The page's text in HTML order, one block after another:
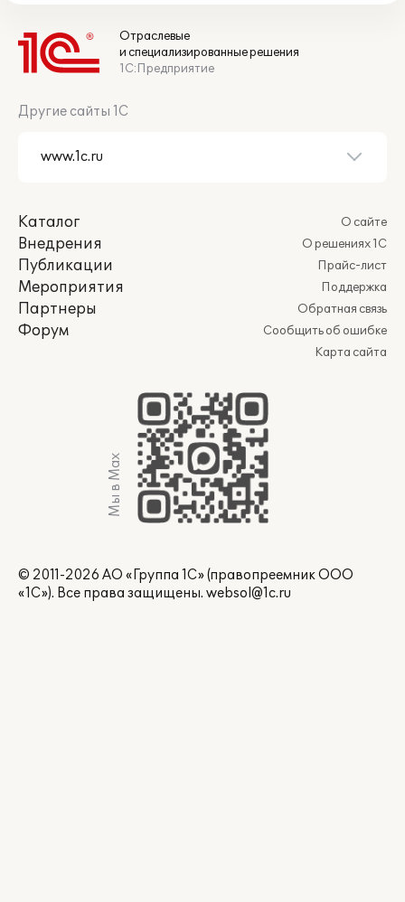
Отраслевые
и специализированные решения
1С:Предприятие
Другие сайты 1С
Каталог
Внедрения
Публикации
Мероприятия
Партнеры
Форум
О сайте
О решениях 1С
Прайс-лист
Поддержка
Обратная связь
Сообщить об ошибке
Карта сайта
Мы в Max
© 2011-2026 АО «Группа 1С» (правопреемник ООО
«1С»). Все права защищены. websol@1c.ru